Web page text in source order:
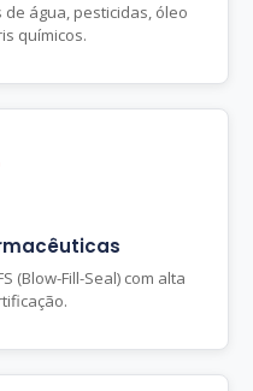
água, pesticidas, óleo
químicos.
(Blow-Fill-Seal) com alta